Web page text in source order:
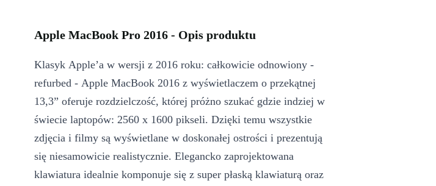
Apple MacBook Pro 2016 - Opis produktu
Klasyk Apple’a w wersji z 2016 roku: całkowicie odnowiony -
refurbed - Apple MacBook 2016 z wyświetlaczem o przekątnej
13,3” oferuje rozdzielczość, której próżno szukać gdzie indziej w
świecie laptopów: 2560 x 1600 pikseli. Dzięki temu wszystkie
zdjęcia i filmy są wyświetlane w doskonałej ostrości i prezentują
się niesamowicie realistycznie. Elegancko zaprojektowana
klawiatura idealnie komponuje się z super płaską klawiaturą oraz